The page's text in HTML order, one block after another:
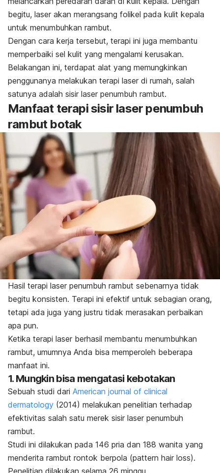
begitu, laser akan merangsang folikel pada kulit kepala
untuk menumbuhkan rambut.
Dengan cara kerja tersebut, terapi ini juga membantu
memperbaiki sel kulit yang mengalami kerusakan.
Belakangan ini, terdapat alat yang memungkinkan
penggunanya melakukan terapi laser di rumah, salah
satunya adalah sisir laser penumbuh rambut.
Manfaat terapi sisir laser penumbuh
rambut botak
Hasil terapi laser penumbuh rambut sebenarnya tidak
begitu konsisten. Terapi ini efektif untuk sebagian orang,
tetapi ada juga yang justru tidak merasakan perbaikan
apa pun.
Ketika terapi laser berhasil membantu menumbuhkan
rambut, umumnya Anda bisa memperoleh beberapa
manfaat ini.
1. Mungkin bisa mengatasi kebotakan
Sebuah studi dari American journal of clinical
dermatology (2014) melakukan penelitian terhadap
efektivitas salah satu merek sisir laser penumbuh
rambut.
Studi ini dilakukan pada 146 pria dan 188 wanita yang
menderita rambut rontok berpola (pattern hair loss).
Penelitian dilakukan selama 26 minggu.